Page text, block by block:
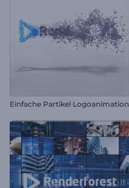
Einfache Partikel Logoanimation